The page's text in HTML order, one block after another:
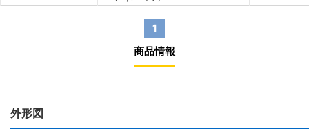
1
商品情報
外形図